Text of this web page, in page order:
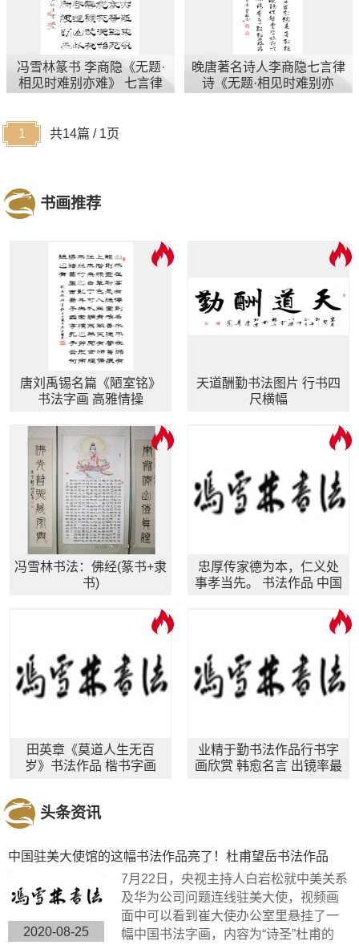
冯雪林篆书 李商隐《无题·
相见时难别亦难》 七言律
晚唐著名诗人李商隐七言律
诗《无题·相见时难别亦
1 共14篇 / 1页
书画推荐
唐刘禹锡名篇《陋室铭》
书法字画 高雅情操
天道酬勤书法图片 行书四
尺横幅
冯雪林书法：佛经(篆书+隶
书)
忠厚传家德为本，仁义处
事孝当先。 书法作品 中国
田英章《莫道人生无百
岁》书法作品 楷书字画
业精于勤书法作品行书字
画欣赏 韩愈名言 出镜率最
头条资讯
中国驻美大使馆的这幅书法作品亮了！杜甫望岳书法作品
2020-08-25
7月22日，央视主持人白岩松就中美关系
及华为公司问题连线驻美大使，视频画
面中可以看到崔大使办公室里悬挂了一
幅中国书法字画，内容为“诗圣”杜甫的